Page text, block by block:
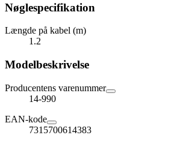
Nøglespecifikation
Længde på kabel (m)
1.2
Modelbeskrivelse
Producentens varenummer
14-990
EAN-kode
7315700614383